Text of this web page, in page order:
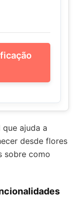
ajuda a
desde flores
sobre como